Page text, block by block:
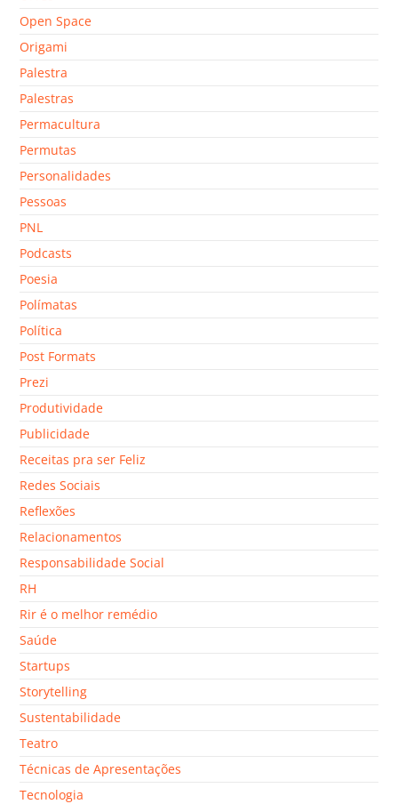
Open Space
Origami
Palestra
Palestras
Permacultura
Permutas
Personalidades
Pessoas
PNL
Podcasts
Poesia
Polímatas
Política
Post Formats
Prezi
Produtividade
Publicidade
Receitas pra ser Feliz
Redes Sociais
Reflexões
Relacionamentos
Responsabilidade Social
RH
Rir é o melhor remédio
Saúde
Startups
Storytelling
Sustentabilidade
Teatro
Técnicas de Apresentações
Tecnologia